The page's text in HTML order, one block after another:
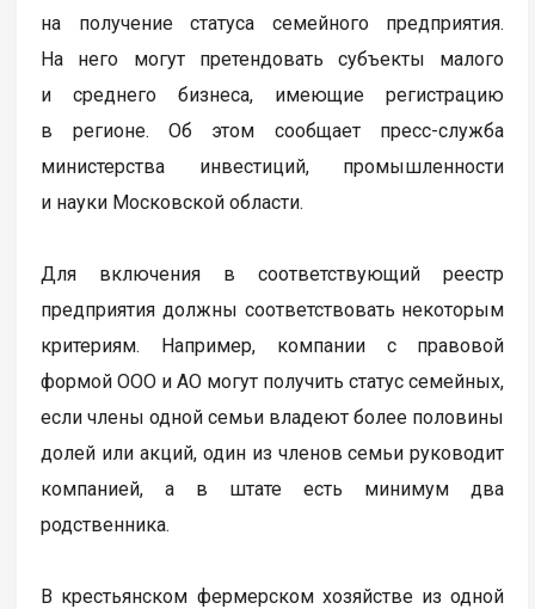
на получение статуса семейного предприятия.
На него могут претендовать субъекты малого
и среднего бизнеса, имеющие регистрацию
в регионе. Об этом сообщает пресс-служба
министерства инвестиций, промышленности
и науки Московской области.
Для включения в соответствующий реестр
предприятия должны соответствовать некоторым
критериям. Например, компании с правовой
формой ООО и АО могут получить статус семейных,
если члены одной семьи владеют более половины
долей или акций, один из членов семьи руководит
компанией, а в штате есть минимум два
родственника.
В крестьянском фермерском хозяйстве из одной